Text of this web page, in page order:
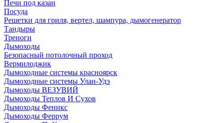
Печи под казан
Посуда
Решетки для гриля, вертел, шампура, дымогенератор
Тандыры
Треноги
Дымоходы
Безопасный потолочный проход
Вермилоджик
Дымоходные системы красноярск
Дымоходные системы Улан-Удэ
Дымоходы ВЕЗУВИЙ
Дымоходы Теплов И Сухов
Дымоходы Феникс
Дымоходы Феррум